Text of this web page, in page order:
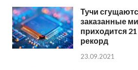
Тучи
заказанные
приходится
рекорд
23.09.2021